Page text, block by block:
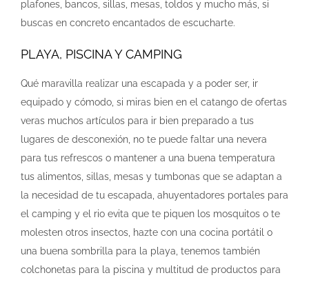
plafones, bancos, sillas, mesas, toldos y mucho más, si
buscas en concreto encantados de escucharte.
PLAYA, PISCINA Y CAMPING
Qué maravilla realizar una escapada y a poder ser, ir
equipado y cómodo, si miras bien en el catango de ofertas
veras muchos artículos para ir bien preparado a tus
lugares de desconexión, no te puede faltar una nevera
para tus refrescos o mantener a una buena temperatura
tus alimentos, sillas, mesas y tumbonas que se adaptan a
la necesidad de tu escapada, ahuyentadores portales para
el camping y el rio evita que te piquen los mosquitos o te
molesten otros insectos, hazte con una cocina portátil o
una buena sombrilla para la playa, tenemos también
colchonetas para la piscina y multitud de productos para